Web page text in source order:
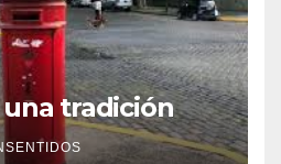
tradición